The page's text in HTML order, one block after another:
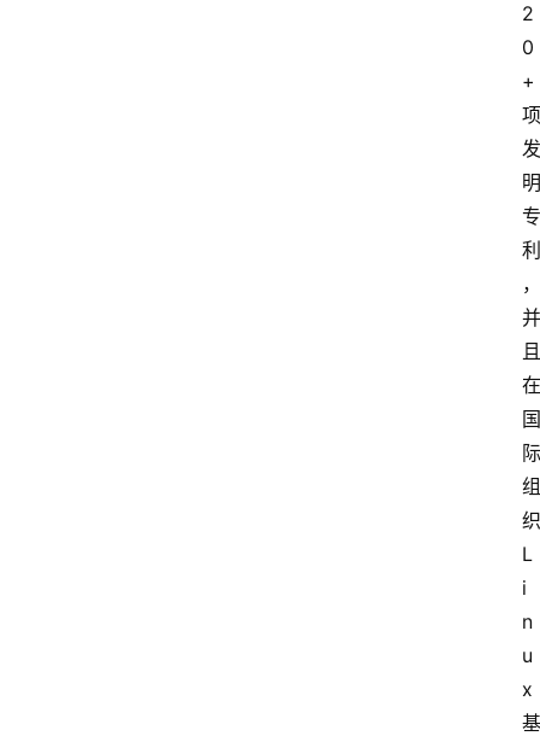
2
0
+
项
发
明
专
利
，
并
且
在
国
际
组
织
L
i
n
u
x
基